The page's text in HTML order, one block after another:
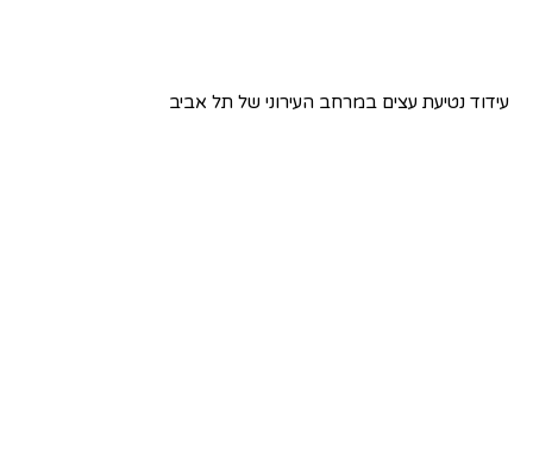
עידוד נטיעת עצים במרחב העירוני של תל אביב